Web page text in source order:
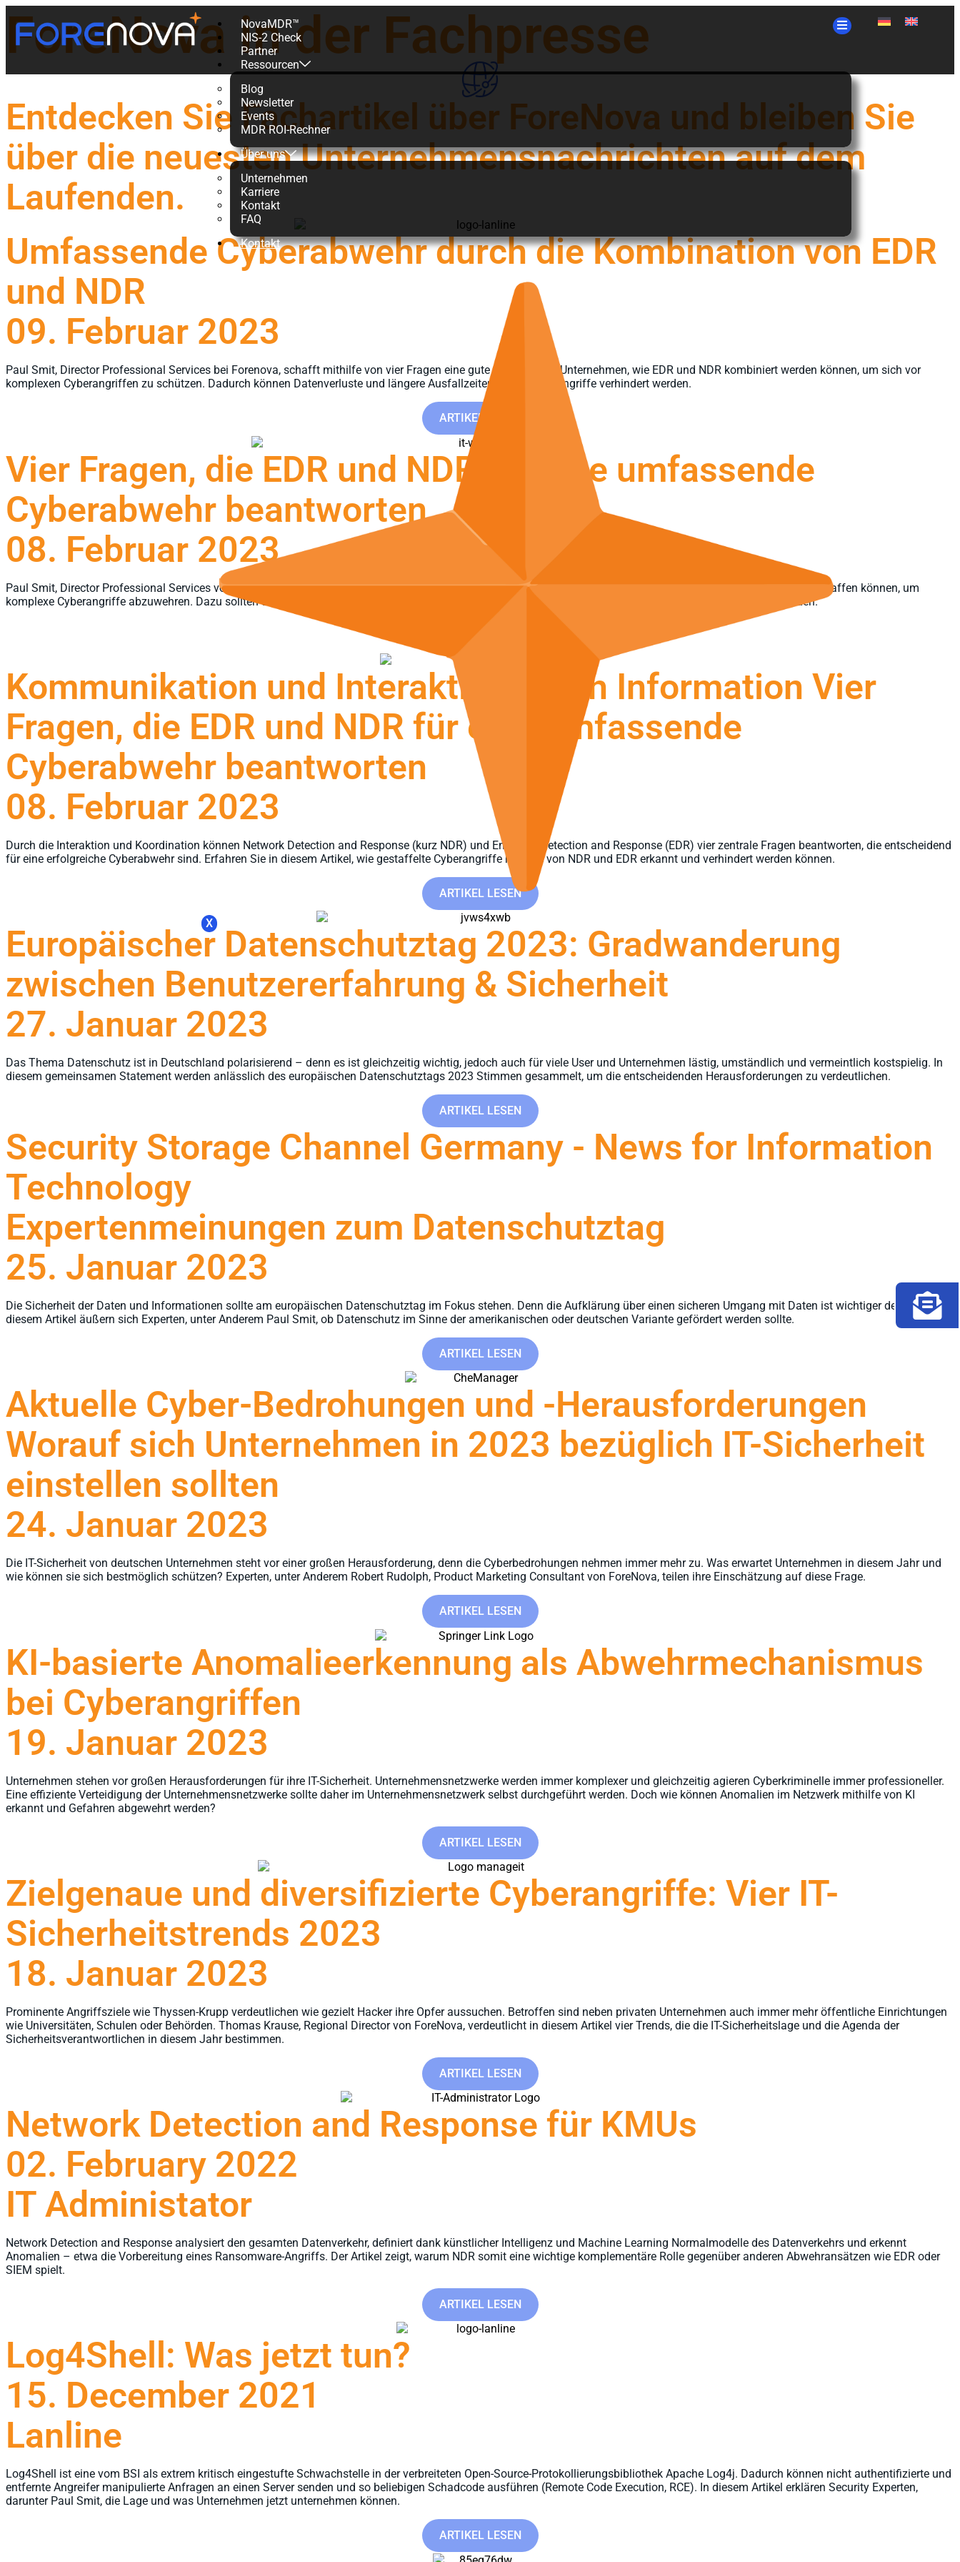
NovaMDR™
NIS-2 Check
Partner
Ressourcen
Blog
Newsletter
Events
MDR ROI-Rechner
Über uns
Unternehmen
Karriere
Kontakt
FAQ
Kontakt
X
ForeNova in der Fachpresse
Entdecken Sie Fachartikel über ForeNova und bleiben Sie
über die neuesten Unternehmensnachrichten auf dem
Laufenden.
Umfassende Cyberabwehr durch die Kombination von EDR
und NDR
09. Februar 2023
Paul Smit, Director Professional Services bei Forenova, schafft mithilfe von vier Fragen eine gute Übersicht für Unternehmen, wie EDR und NDR kombiniert werden können, um sich vor
komplexen Cyberangriffen zu schützen. Dadurch können Datenverluste und längere Ausfallzeiten durch Cyberangriffe verhindert werden.
ARTIKEL LESEN
Vier Fragen, die EDR und NDR für eine umfassende
Cyberabwehr beantworten
08. Februar 2023
Paul Smit, Director Professional Services von ForeNova, veranschaulicht in diesem Artikel, wie Unternehmen eine gut informierte und tief gestaffelte IT-Sicherheit schaffen können, um
komplexe Cyberangriffe abzuwehren. Dazu sollten sowohl der Datenverkehr, als auch die Endpunkte sowie Informationen aus beiden Bereichen analysiert werden.
ARTIKEL LESEN
Kommunikation und Interaktion durch Information Vier
Fragen, die EDR und NDR für eine umfassende
Cyberabwehr beantworten
08. Februar 2023
Durch die Interaktion und Koordination können Network Detection and Response (kurz NDR) und Endpoint Detection and Response (EDR) vier zentrale Fragen beantworten, die entscheidend
für eine erfolgreiche Cyberabwehr sind. Erfahren Sie in diesem Artikel, wie gestaffelte Cyberangriffe mithilfe von NDR und EDR erkannt und verhindert werden können.
ARTIKEL LESEN
Europäischer Datenschutztag 2023: Gradwanderung
zwischen Benutzererfahrung & Sicherheit
27. Januar 2023
Das Thema Datenschutz ist in Deutschland polarisierend – denn es ist gleichzeitig wichtig, jedoch auch für viele User und Unternehmen lästig, umständlich und vermeintlich kostspielig. In
diesem gemeinsamen Statement werden anlässlich des europäischen Datenschutztags 2023 Stimmen gesammelt, um die entscheidenden Herausforderungen zu verdeutlichen.
ARTIKEL LESEN
Security Storage Channel Germany - News for Information
Technology
Expertenmeinungen zum Datenschutztag
25. Januar 2023
Die Sicherheit der Daten und Informationen sollte am europäischen Datenschutztag im Fokus stehen. Denn die Aufklärung über einen sicheren Umgang mit Daten ist wichtiger denn je. In
diesem Artikel äußern sich Experten, unter Anderem Paul Smit, ob Datenschutz im Sinne der amerikanischen oder deutschen Variante gefördert werden sollte.
ARTIKEL LESEN
Aktuelle Cyber-Bedrohungen und -Herausforderungen
Worauf sich Unternehmen in 2023 bezüglich IT-Sicherheit
einstellen sollten
24. Januar 2023
Die IT-Sicherheit von deutschen Unternehmen steht vor einer großen Herausforderung, denn die Cyberbedrohungen nehmen immer mehr zu. Was erwartet Unternehmen in diesem Jahr und
wie können sie sich bestmöglich schützen? Experten, unter Anderem Robert Rudolph, Product Marketing Consultant von ForeNova, teilen ihre Einschätzung auf diese Frage.
ARTIKEL LESEN
KI-basierte Anomalieerkennung als Abwehrmechanismus
bei Cyberangriffen
19. Januar 2023
Unternehmen stehen vor großen Herausforderungen für ihre IT-Sicherheit. Unternehmensnetzwerke werden immer komplexer und gleichzeitig agieren Cyberkriminelle immer professioneller.
Eine effiziente Verteidigung der Unternehmensnetzwerke sollte daher im Unternehmensnetzwerk selbst durchgeführt werden. Doch wie können Anomalien im Netzwerk mithilfe von KI
erkannt und Gefahren abgewehrt werden?
ARTIKEL LESEN
Zielgenaue und diversifizierte Cyberangriffe: Vier IT-
Sicherheitstrends 2023
18. Januar 2023
Prominente Angriffsziele wie Thyssen-Krupp verdeutlichen wie gezielt Hacker ihre Opfer aussuchen. Betroffen sind neben privaten Unternehmen auch immer mehr öffentliche Einrichtungen
wie Universitäten, Schulen oder Behörden. Thomas Krause, Regional Director von ForeNova, verdeutlicht in diesem Artikel vier Trends, die die IT-Sicherheitslage und die Agenda der
Sicherheitsverantwortlichen in diesem Jahr bestimmen.
ARTIKEL LESEN
Network Detection and Response für KMUs
02. February 2022
IT Administator
Network Detection and Response analysiert den gesamten Datenverkehr, definiert dank künstlicher Intelligenz und Machine Learning Normalmodelle des Datenverkehrs und erkennt
Anomalien – etwa die Vorbereitung eines Ransomware-Angriffs. Der Artikel zeigt, warum NDR somit eine wichtige komplementäre Rolle gegenüber anderen Abwehransätzen wie EDR oder
SIEM spielt.
ARTIKEL LESEN
Log4Shell: Was jetzt tun?
15. December 2021
Lanline
Log4Shell ist eine vom BSI als extrem kritisch eingestufte Schwachstelle in der verbreiteten Open-Source-Protokollierungsbibliothek Apache Log4j. Dadurch können nicht authentifizierte und
entfernte Angreifer manipulierte Anfragen an einen Server senden und so beliebigen Schadcode ausführen (Remote Code Execution, RCE). In diesem Artikel erklären Security Experten,
darunter Paul Smit, die Lage und was Unternehmen jetzt unternehmen können.
ARTIKEL LESEN